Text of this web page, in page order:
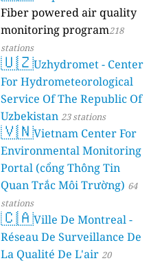
Fiber powered air quality
monitoring program218
stations
🇺🇿Uzhydromet - Center
For Hydrometeorological
Service Of The Republic Of
Uzbekistan 23 stations
🇻🇳Vietnam Center For
Environmental Monitoring
Portal (cổng Thông Tin
Quan Trắc Môi Trường) 64
stations
🇨🇦Ville De Montreal -
Réseau De Surveillance De
La Qualité De L'air 20